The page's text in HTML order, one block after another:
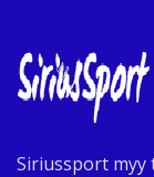
Siriussport